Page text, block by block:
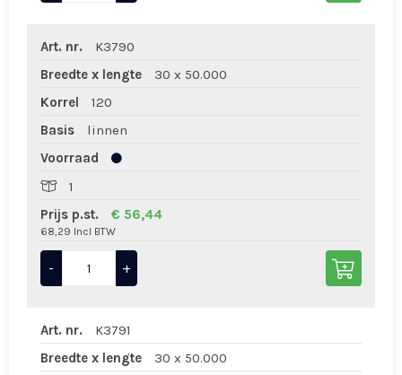
Art. nr.
K3790
Breedte x lengte
30 x 50.000
Korrel
120
Basis
linnen
Voorraad
1
Prijs p.st.
€ 56,44
68,29 Incl BTW
- +
Art. nr.
K3791
Breedte x lengte
30 x 50.000